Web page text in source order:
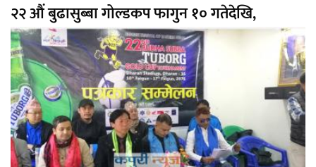
२२ औं बुढासुब्बा गोल्डकप फागुन १० गतेदेखि,